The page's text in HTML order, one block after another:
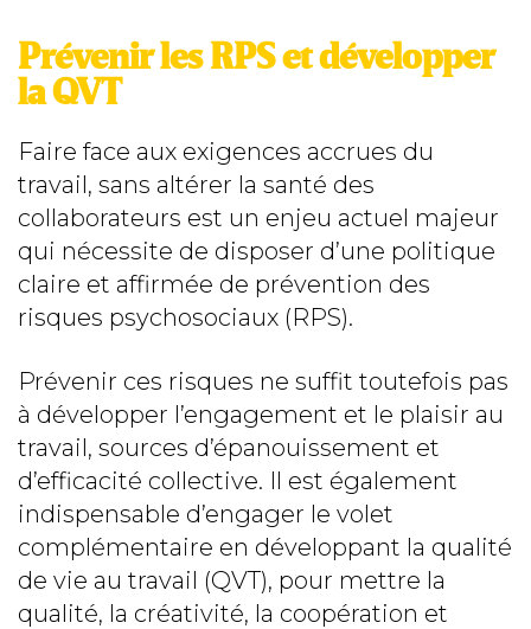
Prévenir les RPS et développer
la QVT
Faire face aux exigences accrues du
travail, sans altérer la santé des
collaborateurs est un enjeu actuel majeur
qui nécessite de disposer d’une politique
claire et affirmée de prévention des
risques psychosociaux (RPS).
Prévenir ces risques ne suffit toutefois pas
à développer l’engagement et le plaisir au
travail, sources d’épanouissement et
d’efficacité collective. Il est également
indispensable d’engager le volet
complémentaire en développant la qualité
de vie au travail (QVT), pour mettre la
qualité, la créativité, la coopération et